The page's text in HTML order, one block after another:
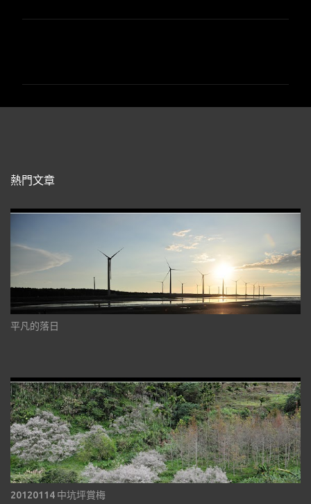
熱門文章
平凡的落日
20120114 中坑坪賞梅